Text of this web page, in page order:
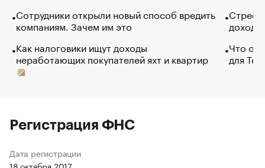
Сотрудники открыли новый способ вредить
компаниям. Зачем им это
Как налоговики ищут доходы
неработающих покупателей яхт и квартир
Что
для
Регистрация ФНС
Дата регистрации